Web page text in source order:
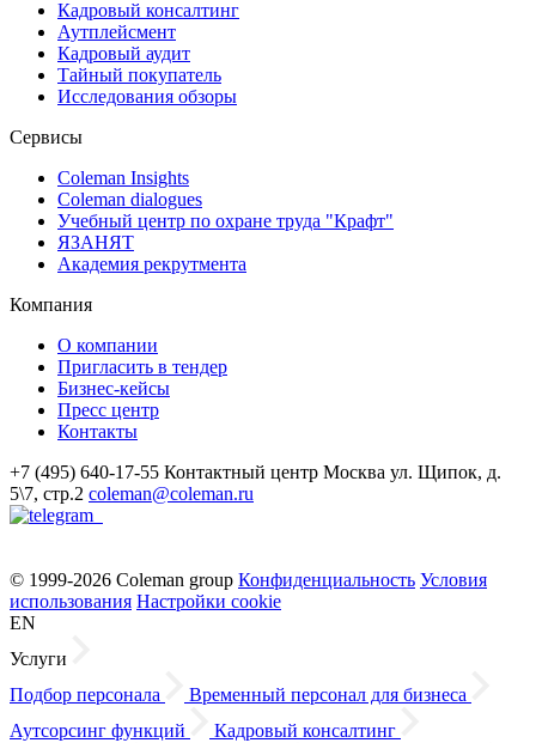
Кадровый консалтинг
Аутплейсмент
Кадровый аудит
Тайный покупатель
Исследования обзоры
Сервисы
Coleman Insights
Coleman dialogues
Учебный центр по охране труда "Крафт"
ЯЗАНЯТ
Академия рекрутмента
Компания
О компании
Пригласить в тендер
Бизнес-кейсы
Пресс центр
Контакты
+7 (495) 640-17-55 Контактный центр Москва ул. Щипок, д.
5\7, стр.2 coleman@coleman.ru
© 1999-2026 Coleman group Конфиденциальность Условия
использования Настройки cookie
EN
Услуги
Подбор персонала
Временный персонал для бизнеса
Аутсорсинг функций
Кадровый консалтинг